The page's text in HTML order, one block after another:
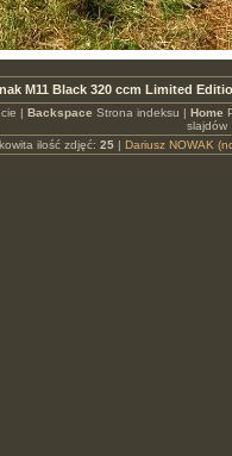
M11 Black 320 ccm Limited
| Backspace Strona indeksu | Home
slajdów
ilość zdjęć: 25| Dariusz NOWAK